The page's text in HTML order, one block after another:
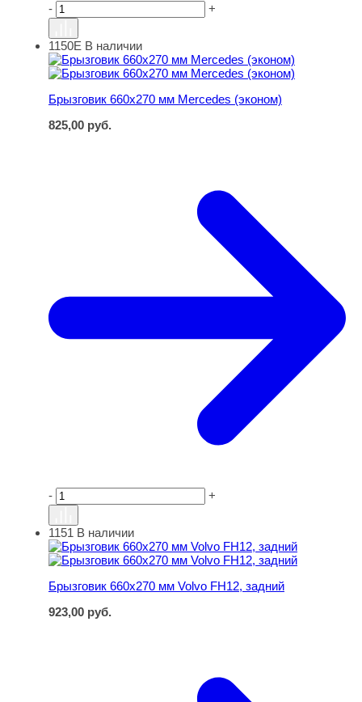
- +
Брызговик 660х270 мм Mercedes (эконом)
1150Е В наличии
Брызговик 660х270 мм Mercedes (эконом)
825,00 руб.
- +
Брызговик 660х270 мм Volvo FH12, задний
1151 В наличии
Брызговик 660х270 мм Volvo FH12, задний
923,00 руб.